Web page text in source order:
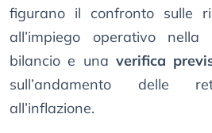
figurano il confronto sulle
all’impiego operativo
bilancio e una verifica
sull’andamento delle
all’inflazione.